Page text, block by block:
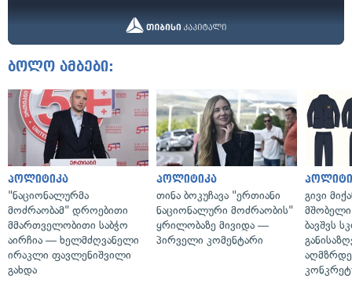
ბოლო ამბები:
პოლიტიკა
"ნაციონალურმა
მოძრაობამ" დროებითი
მმართველობითი საბჭო
აირჩია — ხელმძღვანელი
ირაკლი ფავლენიშვილი
გახდა
პოლიტიკა
თინა ბოკუჩავა "ერთიანი
ნაციონალური მოძრაობის"
ყრილობაზე მივიდა —
პირველი კომენტარი
გივი
მშობელი
ბავშვს